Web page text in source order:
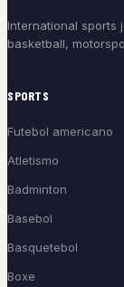
International sports
basketball,
SPORTS
Futebol americano
Atletismo
Badminton
Basebol
Basquetebol
Boxe